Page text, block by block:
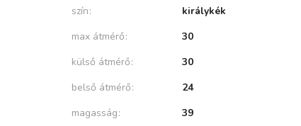
szín
királykék
max átmérő
30
külső átmérő
30
belső átmérő
24
magasság
39